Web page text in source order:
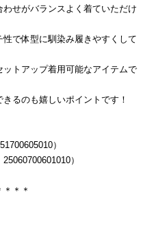
せがバランスよく着ていただけ
で体型に馴染み履きやすくして
トアップ着用可能なアイテムで
るのも嬉しいポイントです！
）
）
＊＊